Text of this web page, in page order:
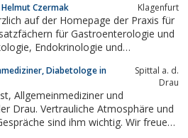
Czermak Klagenfurt
auf der Homepage der Praxis für
für Gastroenterologie und
Diabetologe in
Spittal a. d.
Drau
Drau. Vertrauliche Atmosphäre und